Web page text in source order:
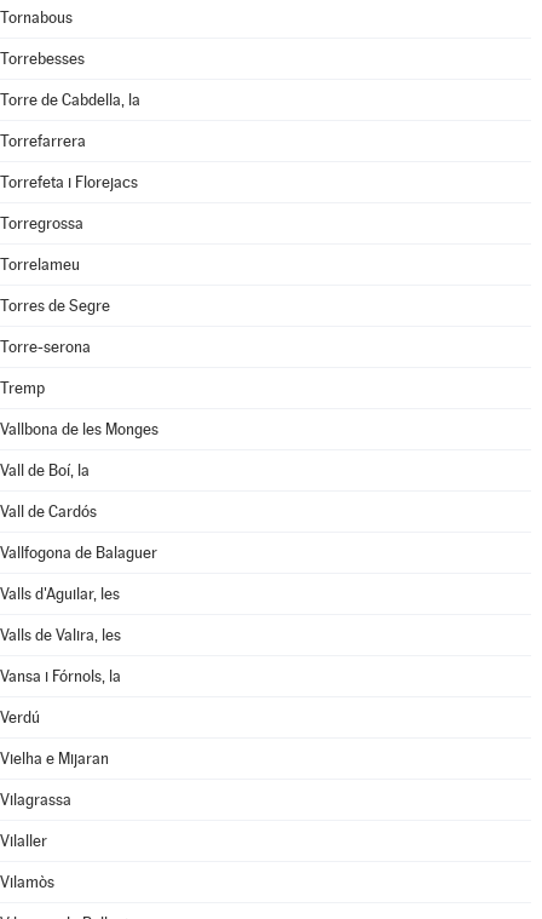
Tornabous
Torrebesses
Torre de Cabdella, la
Torrefarrera
Torrefeta i Florejacs
Torregrossa
Torrelameu
Torres de Segre
Torre-serona
Tremp
Vallbona de les Monges
Vall de Boí, la
Vall de Cardós
Vallfogona de Balaguer
Valls d'Aguilar, les
Valls de Valira, les
Vansa i Fórnols, la
Verdú
Vielha e Mijaran
Vilagrassa
Vilaller
Vilamòs